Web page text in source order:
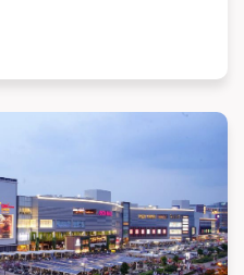
mua sắm tại AEON MALL
số gợi ý: